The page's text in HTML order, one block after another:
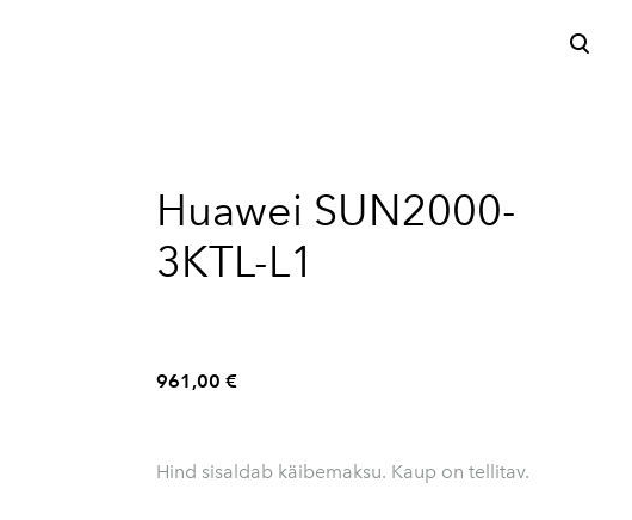
Huawei SUN2000-
3KTL-L1
961,00 €
Hind sisaldab käibemaksu. Kaup on tellitav.